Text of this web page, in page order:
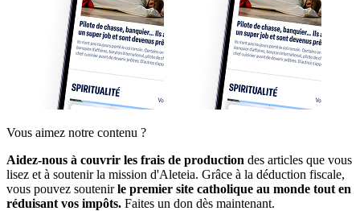
Vous aimez notre contenu ?
Aidez-nous à couvrir les frais de production des articles que vous
lisez et à soutenir la mission d'Aleteia. Grâce à la déduction fiscale,
vous pouvez soutenirle premier site catholique au monde tout en
réduisant vos impôts. Faites un don dès maintenant.